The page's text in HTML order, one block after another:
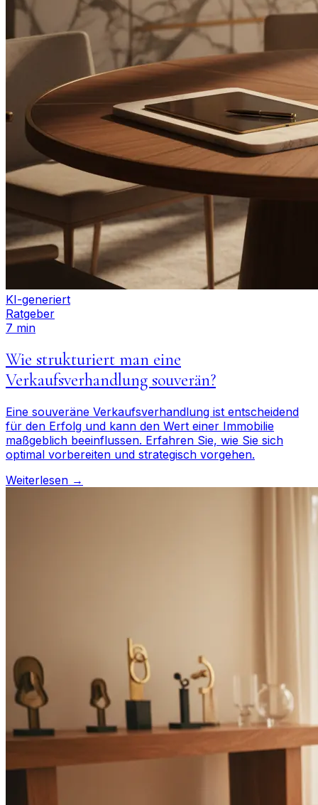
KI-generiert
Ratgeber
7 min
Wie strukturiert man eine
Verkaufsverhandlung souverän?
Eine souveräne Verkaufsverhandlung ist entscheidend
für den Erfolg und kann den Wert einer Immobilie
maßgeblich beeinflussen. Erfahren Sie, wie Sie sich
optimal vorbereiten und strategisch vorgehen.
Weiterlesen →